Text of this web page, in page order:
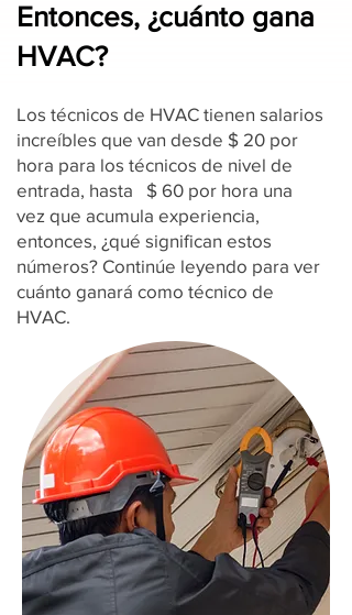
Entonces, ¿cuánto gana
HVAC?
Los técnicos de HVAC tienen salarios
increíbles que van desde $ 20 por
hora para los técnicos de nivel de
entrada, hasta $ 60 por hora una
vez que acumula experiencia,
entonces, ¿qué significan estos
números? Continúe leyendo para ver
cuánto ganará como técnico de
HVAC.